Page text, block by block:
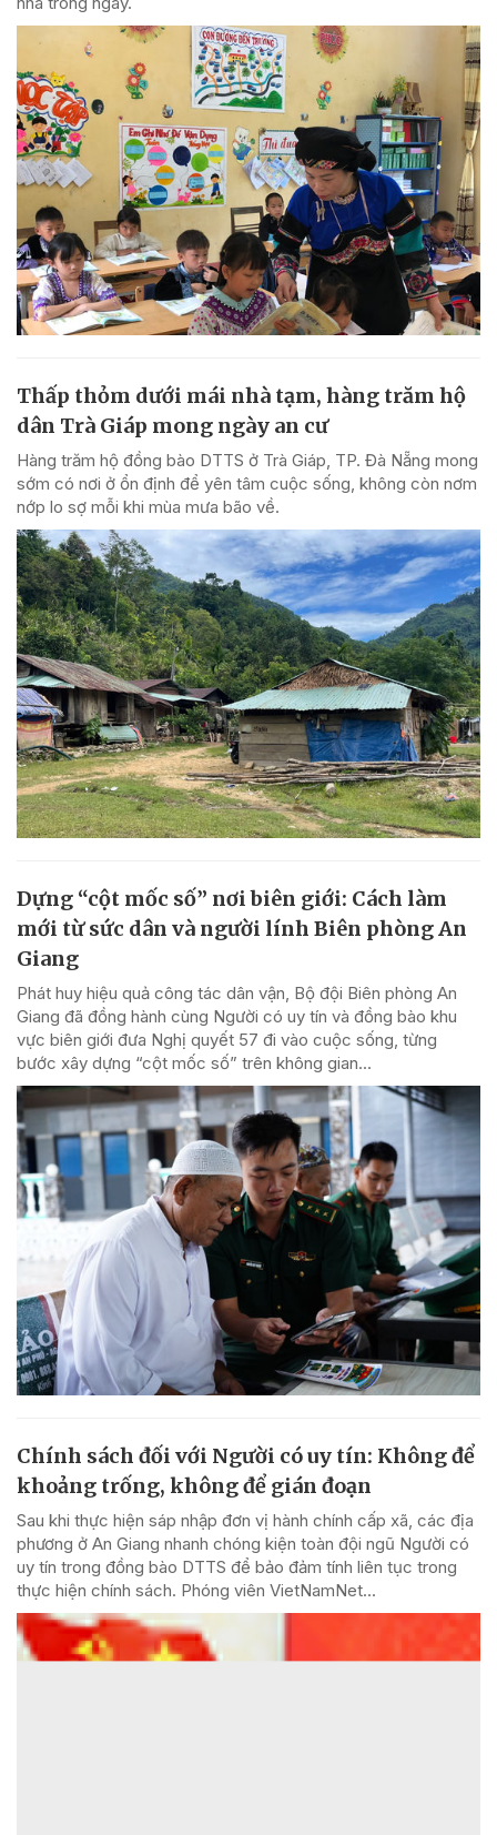
Thấp thỏm dưới mái nhà tạm, hàng trăm hộ
dân Trà Giáp mong ngày an cư
Hàng trăm hộ đồng bào DTTS ở Trà Giáp, TP. Đà Nẵng mong
sớm có nơi ở ổn định để yên tâm cuộc sống, không còn nơm
nớp lo sợ mỗi khi mùa mưa bão về.
Dựng “cột mốc số” nơi biên giới: Cách làm
mới từ sức dân và người lính Biên phòng An
Giang
Phát huy hiệu quả công tác dân vận, Bộ đội Biên phòng An
Giang đã đồng hành cùng Người có uy tín và đồng bào khu
vực biên giới đưa Nghị quyết 57 đi vào cuộc sống, từng
bước xây dựng “cột mốc số” trên không gian...
Chính sách đối với Người có uy tín: Không để
khoảng trống, không để gián đoạn
Sau khi thực hiện sáp nhập đơn vị hành chính cấp xã, các địa
phương ở An Giang nhanh chóng kiện toàn đội ngũ Người có
uy tín trong đồng bào DTTS để bảo đảm tính liên tục trong
thực hiện chính sách. Phóng viên VietNamNet...